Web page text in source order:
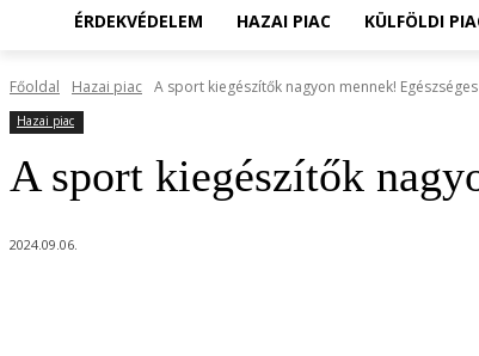
ÉRDEKVÉDELEM HAZAI PIAC KÜLFÖLDI
Főoldal Hazai piac A sport kiegészítők nagyon mennek!
Hazai piac
A sport kiegészítők
2024.09.06.